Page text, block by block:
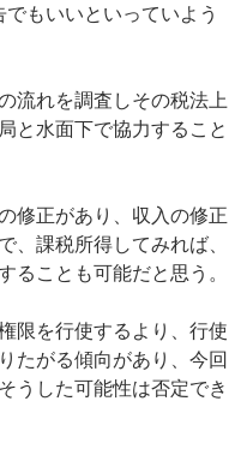
もいいといっていよう
流れを調査しその税法上
と水面下で協力すること
修正があり、収入の修正
、課税所得してみれば、
ることも可能だと思う。
限を行使するより、行使
たがる傾向があり、今回
うした可能性は否定でき